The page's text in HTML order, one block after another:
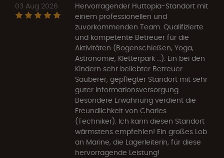
03 Aug 2026
Hervorragender Huttopia-Standort mit
einem professionellen und
zuvorkommenden Team. Qualifizierte
und kompetente Betreuer für die
Aktivitäten (Bogenschießen, Yoga,
Astronomie, Kletterpark …). Ein bei den
Kindern sehr beliebter Betreuer.
Sauberer, gepflegter Standort mit sehr
guter Informationsversorgung.
Besondere Erwähnung verdient die
Freundlichkeit von Charles
(Techniker). Ich kann diesen Standort
wärmstens empfehlen! Ein großes Lob
an Marine, die Lagerleiterin, für diese
hervorragende Leistung!